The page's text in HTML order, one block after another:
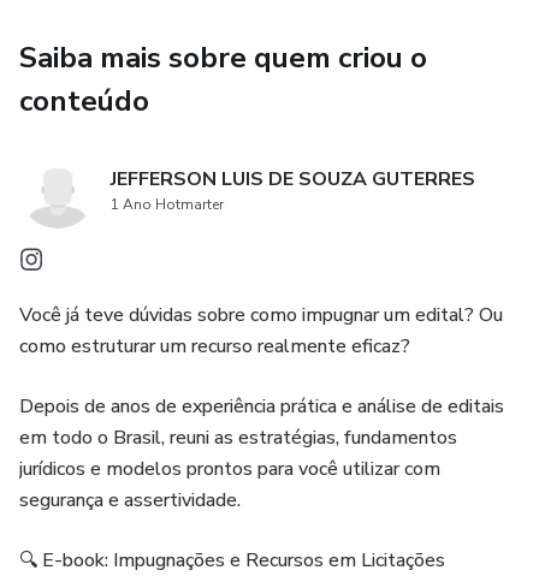
* Pedido de esclarecimento
* Contrarrazões ao recurso
🎯 Além disso, você terá:
* Checklist prático para análise de editais
* Dicas estratégicas de atuação
* Links úteis de pesquisa (normas, jurisprudência,
Saiba mais sobre quem criou o
conteúdo
JEFFERSON LUIS DE SOUZA GUTERRES
1 Ano Hotmarter
Você já teve dúvidas sobre como impugnar um edital? Ou
como estruturar um recurso realmente eficaz?
Depois de anos de experiência prática e análise de editais
em todo o Brasil, reuni as estratégias, fundamentos
jurídicos e modelos prontos para você utilizar com
segurança e assertividade.
🔍 E-book: Impugnações e Recursos em Licitações